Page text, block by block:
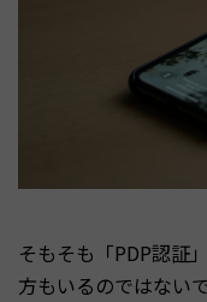
そもそも「PDP認証
方もいるのではない